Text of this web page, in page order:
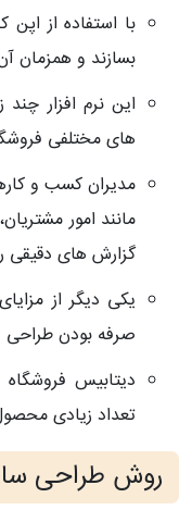
با استفاده از اپن
بسازند و همزمان
این نرم افزار
های مختلفی
مدیران کسب و
مانند امور
گزارش های دقیقی
یکی دیگر از
صرفه بودن طراحی
دیتابیس
تعداد زیادی
روش طراحی